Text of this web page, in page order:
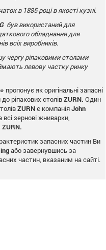
в 1885 році в якості кузні.
був використаний для
обладнання для
всіх виробників.
чергу ріпаковими столами
левову частку ринку
пропонує як оригінальні запасні
ріпакових столівZURN. Один
ZURNє компаніяJohn
зернові жниварки,
ZURN.
запасних частин Ви
або завернувшись за
частин, вказаним на сайті.